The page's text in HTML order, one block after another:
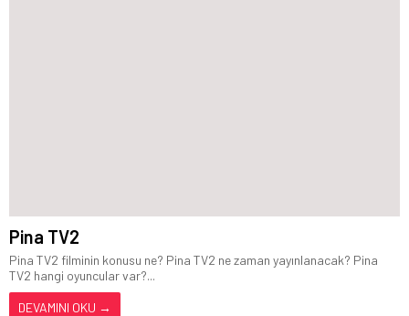
Pina TV2
Pina TV2 filminin konusu ne? Pina TV2 ne zaman yayınlanacak? Pina
TV2 hangi oyuncular var?...
DEVAMINI OKU →